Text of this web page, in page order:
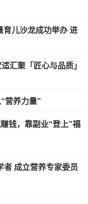
育儿沙龙成功举办 进
汇聚「匠心与品质」
营养力量”
钱，靠副业“登上”福
者 成立营养专家委员